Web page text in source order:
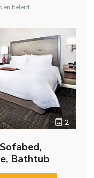
en beleid
2
Bathtub